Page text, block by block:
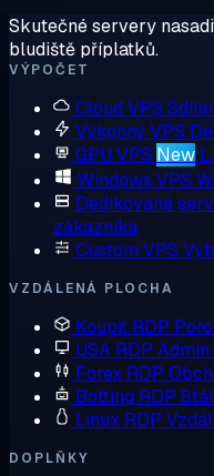
Skutečné servery
bludiště příplatků.
VÝPOČET
Cloud VPS
Výkonný VPS
GPU VPS New
Windows VPS
Dedikované
zákazníka
Custom VPS
VZDÁLENÁ PLOCHA
Koupit RDP
USA RDP Admin
Forex RDP
Botting RDP
Linux RDP
DOPLŇKY